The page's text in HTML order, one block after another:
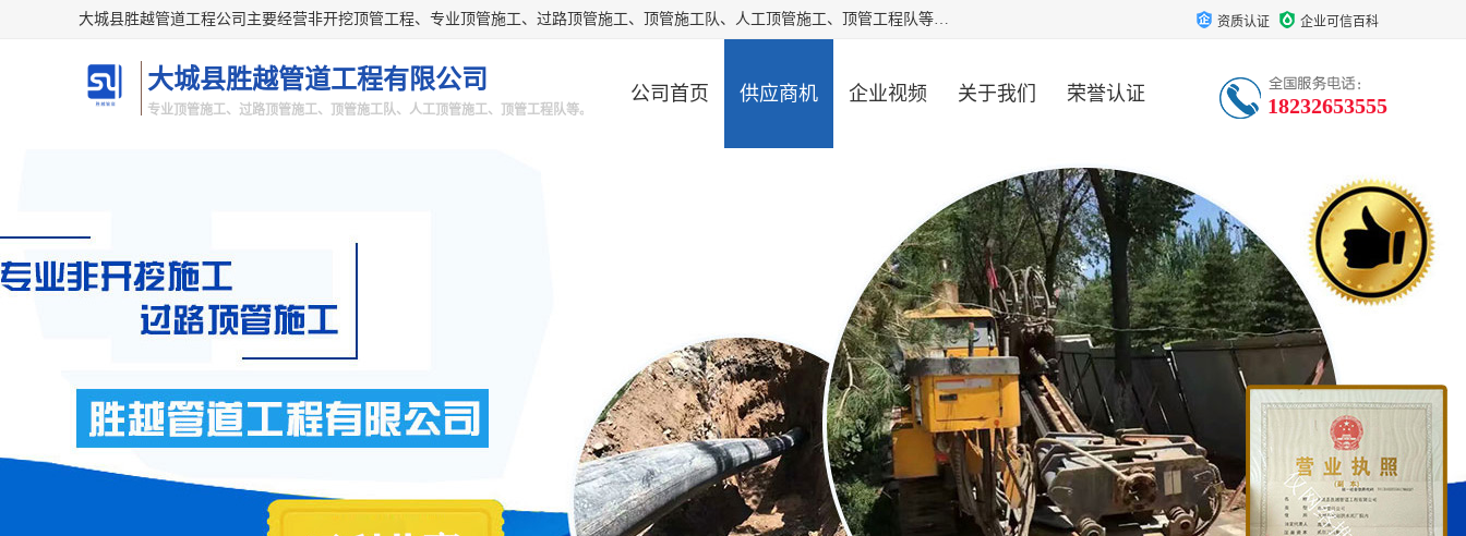
大城县胜越管道工程公司主要经营非开挖顶管工程、专业顶管施工、过路顶管施工、顶管施工队、人工顶管施工、顶管工程队等。主要从事南宁、甘肃、南宁等地区的顶管施工。我工程队期待与市政地下管网铺设的电信，电力，污水等处理工作的同仁共同设计，互利共赢。 资质认证 企业可信百科
大城县胜越管道工程有限公司
专业顶管施工、过路顶管施工、顶管施工队、人工顶管施工、顶管工程队等。
公司首页 供应商机 企业视频 关于我们 荣誉认证 18232653555